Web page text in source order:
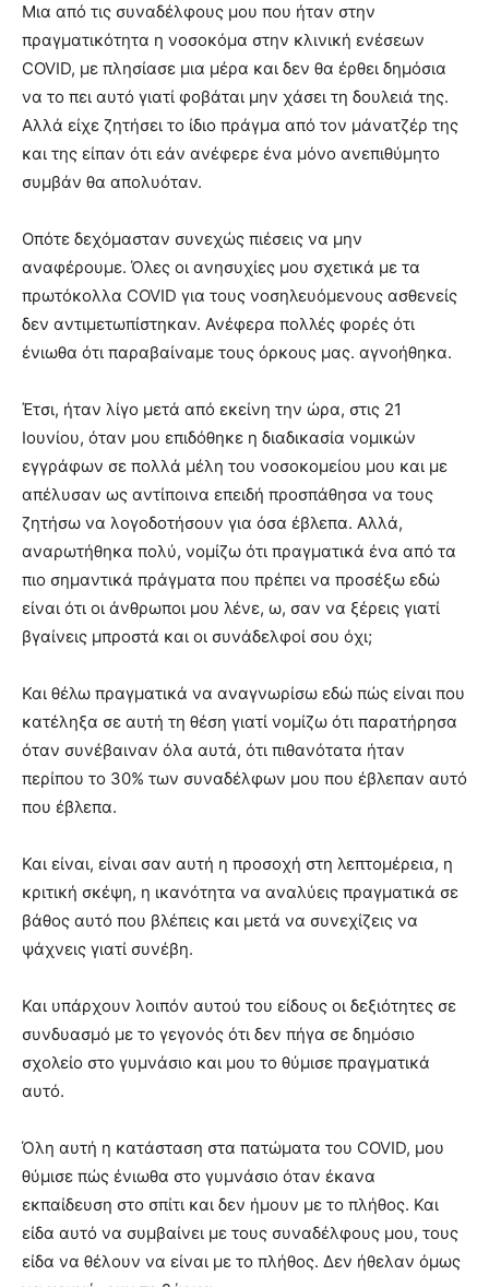
Μια από τις συναδέλφους μου που ήταν στην
πραγματικότητα η νοσοκόμα στην κλινική ενέσεων
COVID, με πλησίασε μια μέρα και δεν θα έρθει δημόσια
να το πει αυτό γιατί φοβάται μην χάσει τη δουλειά της.
Αλλά είχε ζητήσει το ίδιο πράγμα από τον μάνατζέρ της
και της είπαν ότι εάν ανέφερε ένα μόνο ανεπιθύμητο
συμβάν θα απολυόταν.
Οπότε δεχόμασταν συνεχώς πιέσεις να μην
αναφέρουμε. Όλες οι ανησυχίες μου σχετικά με τα
πρωτόκολλα COVID για τους νοσηλευόμενους ασθενείς
δεν αντιμετωπίστηκαν. Ανέφερα πολλές φορές ότι
ένιωθα ότι παραβαίναμε τους όρκους μας. αγνοήθηκα.
Έτσι, ήταν λίγο μετά από εκείνη την ώρα, στις 21
Ιουνίου, όταν μου επιδόθηκε η διαδικασία νομικών
εγγράφων σε πολλά μέλη του νοσοκομείου μου και με
απέλυσαν ως αντίποινα επειδή προσπάθησα να τους
ζητήσω να λογοδοτήσουν για όσα έβλεπα. Αλλά,
αναρωτήθηκα πολύ, νομίζω ότι πραγματικά ένα από τα
πιο σημαντικά πράγματα που πρέπει να προσέξω εδώ
είναι ότι οι άνθρωποι μου λένε, ω, σαν να ξέρεις γιατί
βγαίνεις μπροστά και οι συνάδελφοί σου όχι;
Και θέλω πραγματικά να αναγνωρίσω εδώ πώς είναι που
κατέληξα σε αυτή τη θέση γιατί νομίζω ότι παρατήρησα
όταν συνέβαιναν όλα αυτά, ότι πιθανότατα ήταν
περίπου το 30% των συναδέλφων μου που έβλεπαν αυτό
που έβλεπα.
Και είναι, είναι σαν αυτή η προσοχή στη λεπτομέρεια, η
κριτική σκέψη, η ικανότητα να αναλύεις πραγματικά σε
βάθος αυτό που βλέπεις και μετά να συνεχίζεις να
ψάχνεις γιατί συνέβη.
Και υπάρχουν λοιπόν αυτού του είδους οι δεξιότητες σε
συνδυασμό με το γεγονός ότι δεν πήγα σε δημόσιο
σχολείο στο γυμνάσιο και μου το θύμισε πραγματικά
αυτό.
Όλη αυτή η κατάσταση στα πατώματα του COVID, μου
θύμισε πώς ένιωθα στο γυμνάσιο όταν έκανα
εκπαίδευση στο σπίτι και δεν ήμουν με το πλήθος. Και
είδα αυτό να συμβαίνει με τους συναδέλφους μου, τους
είδα να θέλουν να είναι με το πλήθος. Δεν ήθελαν όμως